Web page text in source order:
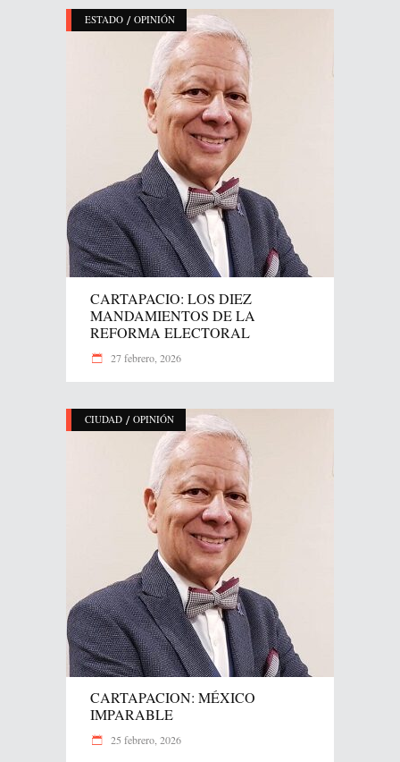
ESTADO / OPINIÓN
CARTAPACIO: LOS DIEZ
MANDAMIENTOS DE LA
REFORMA ELECTORAL
27 febrero, 2026
CIUDAD / OPINIÓN
CARTAPACION: MÉXICO
IMPARABLE
25 febrero, 2026